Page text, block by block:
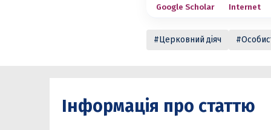
Google Scholar Internet
Церковний діяч
Інформація про статтю